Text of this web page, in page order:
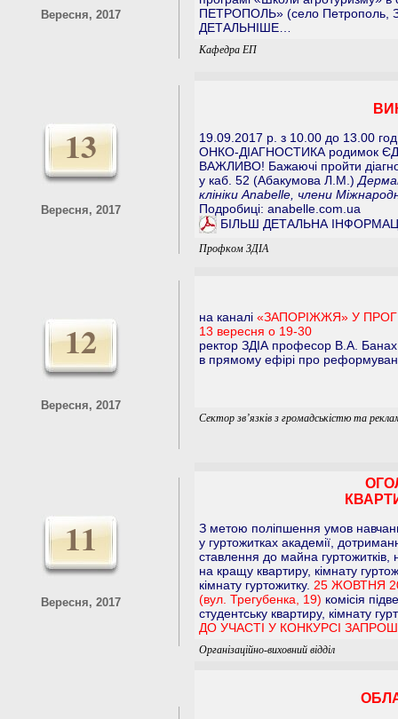
Вересня, 2017
ПЕТРОПОЛЬ» (село Петрополь,
ДЕТАЛЬНІШЕ…
Кафедра ЕП
13
Вересня, 2017
19.09.2017 р. з 10.00 до 13.00
ОНКО-ДІАГНОСТИКА родимок
ВАЖЛИВО! Бажаючі пройти
у каб. 52 (Абакумова Л.М.)
клініки Anabelle, члени
Подробиці: anabelle.com.ua
БІЛЬШ ДЕТАЛЬНА
Профком ЗДІА
12
Вересня, 2017
на каналі «ЗАПОРІЖЖЯ» У
13 вересня о 19-30
ректор ЗДІА професор В.А.
в прямому ефірі про
Сектор зв’язків з громадськістю та
11
Вересня, 2017
З метою поліпшення умов
у гуртожитках академії,
ставлення до майна гуртожитків,
на кращу квартиру, кімнату
кімнату гуртожитку. 25 ЖОВТНЯ
(вул. Трегубенка, 19) комісія
студентську квартиру, кімнату
ДО УЧАСТІ У КОНКУРСІ
Організаційно-виховний відділ